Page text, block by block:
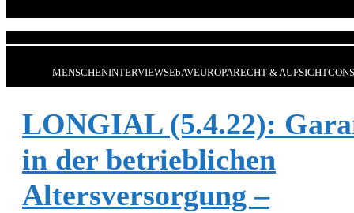
MENSCHENINTERVIEWSEbAVEUROPARECHT & AUFSICHT
LONGIAL (5.4.22):
in der betrieblichen
Altersversorgung –